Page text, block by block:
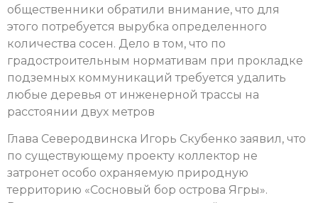
общественники обратили внимание, что для
этого потребуется вырубка определенного
количества сосен. Дело в том, что по
градостроительным нормативам при прокладке
подземных коммуникаций требуется удалить
любые деревья от инженерной трассы на
расстоянии двух метров
Глава Северодвинска Игорь Скубенко заявил, что
по существующему проекту коллектор не
затронет особо охраняемую природную
территорию «Сосновый бор острова Ягры».